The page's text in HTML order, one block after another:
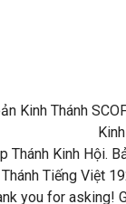
Kinh Thánh
Thánh Kinh Hội.
Tiếng Việt
you for asking!